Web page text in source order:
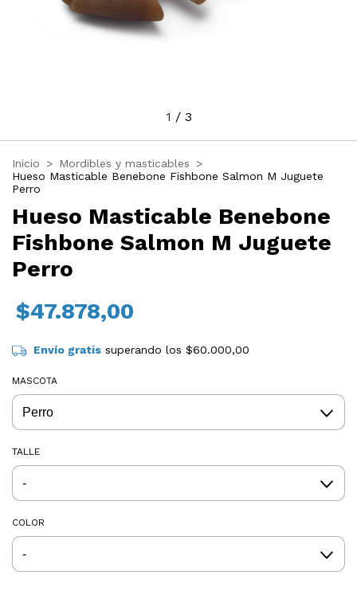
1 / 3
Inicio > Mordibles y masticables
>
Hueso Masticable Benebone Fishbone Salmon M Juguete
Perro
Hueso Masticable Benebone
Fishbone Salmon M Juguete
Perro
$47.878,00
Envío gratis superando los $60.000,00
MASCOTA
TALLE
COLOR